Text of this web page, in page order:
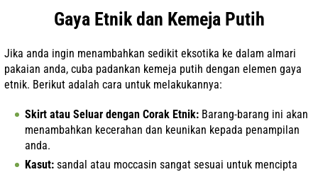
Gaya Etnik dan Kemeja Putih
Jika anda ingin menambahkan sedikit eksotika ke dalam almari
pakaian anda, cuba padankan kemeja putih dengan elemen gaya
etnik. Berikut adalah cara untuk melakukannya:
Skirt atau Seluar dengan Corak Etnik: Barang-barang ini akan
menambahkan kecerahan dan keunikan kepada penampilan
anda.
Kasut: sandal atau moccasin sangat sesuai untuk mencipta